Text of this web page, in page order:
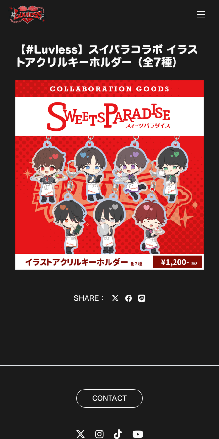
【#Luvless】スイパラコラボ イラス
トアクリルキーホルダー（全7種）
SHARE：
CONTACT